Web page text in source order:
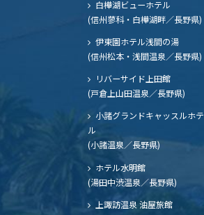
白樺湖ビューホテル
(信州蓼科・白樺湖畔／長野県)
伊東園ホテル浅間の湯
(信州松本・浅間温泉／長野県)
リバーサイド上田館
(戸倉上山田温泉／長野県)
小諸グランドキャッスルホテ
ル
(小諸温泉／長野県)
ホテル水明館
(湯田中渋温泉／長野県)
上諏訪温泉 油屋旅館